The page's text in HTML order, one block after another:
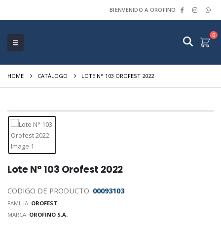
BIENVENIDO A OROFINO
0
HOME CATÁLOGO LOTE N° 103 OROFEST 2022
Lote N° 103 Orofest 2022
CODIGO DE PRODUCTO: 00093103
FAMILIA: OROFEST
MARCA: OROFINO S.A.